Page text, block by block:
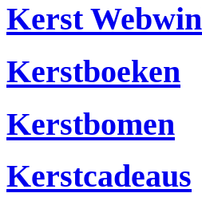
Kerst
Kerstboeken
Kerstbomen
Kerstcadeaus